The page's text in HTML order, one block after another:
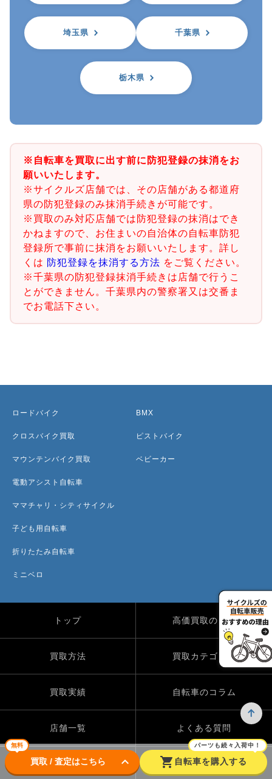
埼玉県 千葉県
栃木県
※自転車を買取に出す前に防犯登録の抹消をお
願いいたします。
※サイクルズ店舗では、その店舗がある都道府
県の防犯登録のみ抹消手続きが可能です。
※買取のみ対応店舗では防犯登録の抹消はでき
かねますので、お住まいの自治体の自転車防犯
登録所で事前に抹消をお願いいたします。詳し
くは 防犯登録を抹消する方法 をご覧ください。
※千葉県の防犯登録抹消手続きは店舗で行うこ
とができません。千葉県内の警察署又は交番ま
でお電話下さい。
無料
買取 / 査定はこちら keyboard_arrow_down shopping_cart
パーツも続々入荷中！
自転車を購入する
ロードバイク
クロスバイク買取
マウンテンバイク買取
電動アシスト自転車
ママチャリ・シティサイクル
子ども用自転車
折りたたみ自転車
ミニベロ
BMX
ピストバイク
ベビーカー
トップ 高価買取のワケ
買取方法 買取カテゴリー
買取実績 自転車のコラム
店舗一覧 よくある質問
Instagram X